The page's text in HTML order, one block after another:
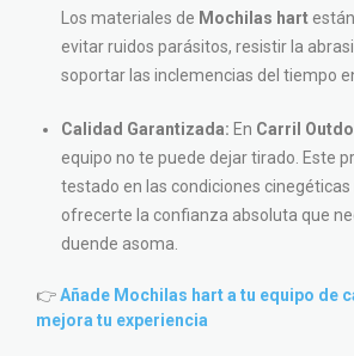
Los materiales de Mochilas hart
evitar ruidos parásitos, resistir la
soportar las inclemencias del tiempo
Calidad Garantizada: En Carril
equipo no te puede dejar tirado. Este
testado en las condiciones
ofrecerte la confianza absoluta que
duende asoma.
👉Añade Mochilas hart a tu equipo de
mejora tu experiencia